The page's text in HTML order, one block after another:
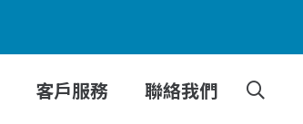
客戶服務 聯絡我們